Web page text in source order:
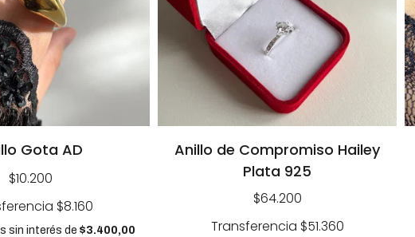
Gota AD
$10.200
$8.160
sin interés de $3.400,00
Anillo de Compromiso Hailey
Plata 925
$64.200
Transferencia $51.360